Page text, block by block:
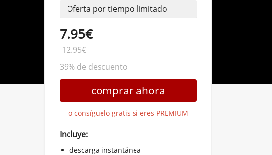
Oferta por tiempo limitado
7.95€
12.95€
39% de descuento
comprar ahora
o consíguelo gratis si eres PREMIUM
Incluye:
descarga instantánea